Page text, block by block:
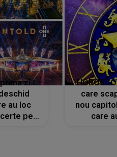
prima zi.
au loc
pe
care
nou
care